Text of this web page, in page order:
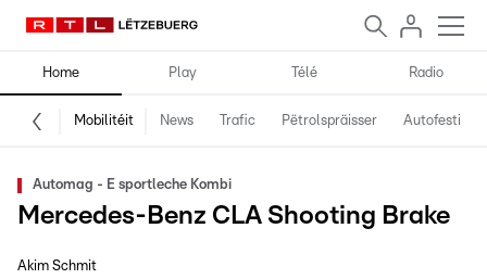
Home Play Télé Radio
Mobilitéit News Trafic Pëtrolspräisser Autofestival
Automag - E sportleche Kombi
Mercedes-Benz CLA Shooting Brake
Akim Schmit